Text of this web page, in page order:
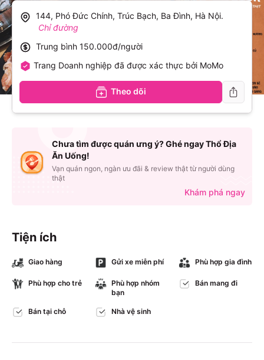
Tiện ích
Giao hàng Gửi xe miễn phí Phù hợp gia đình
Phù hợp cho trẻ
Phù hợp nhóm
bạn
Bán mang đi
Bán tại chỗ Nhà vệ sinh
144, Phó Đức Chính, Trúc Bạch, Ba Đình, Hà Nội.
Chỉ đường
Trung bình 150.000đ/người
Trang Doanh nghiệp đã được xác thực bởi MoMo
Theo dõi
Chưa tìm được quán ưng ý? Ghé ngay Thổ Địa
Ăn Uống!
Vạn quán ngon, ngàn ưu đãi & review thật từ người dùng
thật
Khám phá ngay